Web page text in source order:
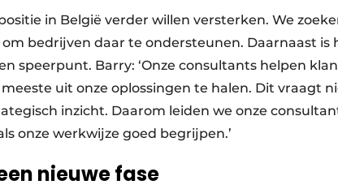
in België verder willen versterken. We
bedrijven daar te ondersteunen. Daarnaast is
speerpunt. Barry: ‘Onze consultants helpen
uit onze oplossingen te halen. Dit vraagt
inzicht. Daarom leiden we onze
onze werkwijze goed begrijpen.’
nieuwe fase